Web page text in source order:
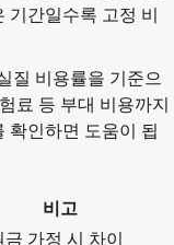
기간일수록 고정 비
질 비용률을 기준으
료 등 부대 비용까지
확인하면 도움이 됩
비고
금 가정 시 차이